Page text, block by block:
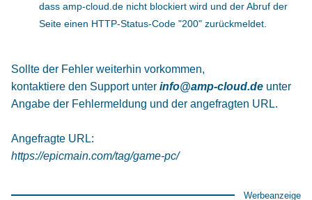
dass amp-cloud.de nicht blockiert wird und der Abruf der
Seite einen HTTP-Status-Code "200" zurückmeldet.
Sollte der Fehler weiterhin vorkommen,
kontaktiere den Support unter info@amp-cloud.de unter
Angabe der Fehlermeldung und der angefragten URL.
Angefragte URL:
https://epicmain.com/tag/game-pc/
Werbeanzeige